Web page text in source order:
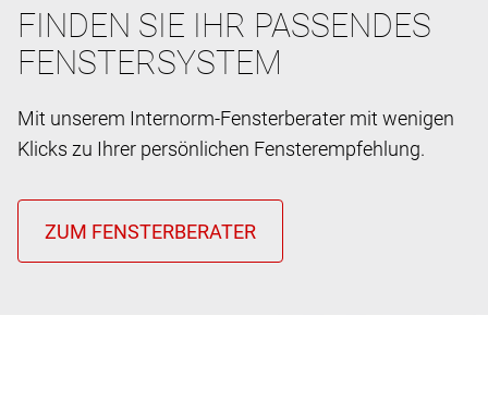
FINDEN SIE IHR PASSENDES
FENSTERSYSTEM
Mit unserem Internorm-Fensterberater mit wenigen
Klicks zu Ihrer persönlichen Fensterempfehlung.